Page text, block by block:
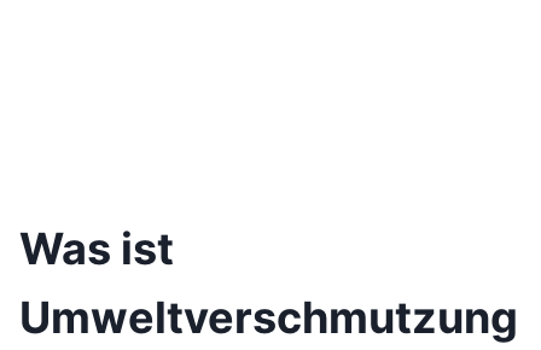
Was ist
Umweltverschmutzung